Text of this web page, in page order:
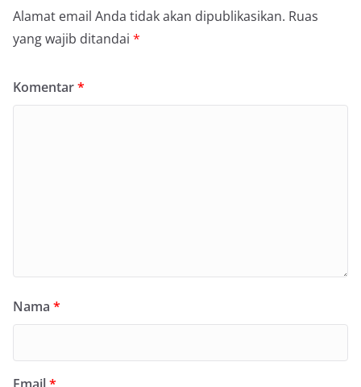
Alamat email Anda tidak akan dipublikasikan. Ruas
yang wajib ditandai *
Komentar*
Nama *
Email*